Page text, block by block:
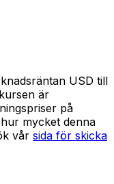
USD till
är
på
mycket denna
vår sida för skicka